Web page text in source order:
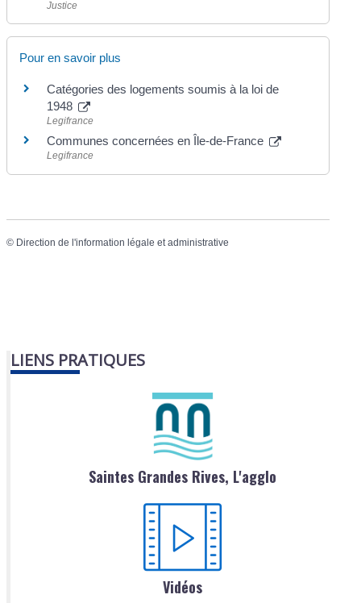
Justice
Pour en savoir plus
Catégories des logements soumis à la loi de
1948
Legifrance
Communes concernées en Île-de-France
Legifrance
© Direction de l'information légale et administrative
LIENS PRATIQUES
Saintes Grandes Rives, L'agglo
Vidéos